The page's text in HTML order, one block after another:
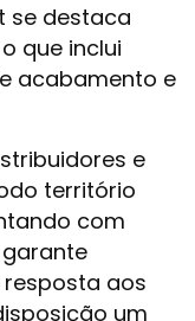
se destaca
que inclui
acabamento e
e
território
com
aos
um